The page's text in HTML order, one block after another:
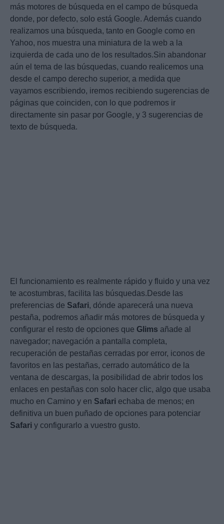
más motores de búsqueda en el campo de búsqueda
donde, por defecto, solo está Google. Además cuando
realizamos una búsqueda, tanto en Google como en
Yahoo, nos muestra una miniatura de la web a la
izquierda de cada uno de los resultados.Sin abandonar
aún el tema de las búsquedas, cuando realicemos una
desde el campo derecho superior, a medida que
vayamos escribiendo, iremos recibiendo sugerencias de
páginas que coinciden, con lo que podremos ir
directamente sin pasar por Google, y 3 sugerencias de
texto de búsqueda.
El funcionamiento es realmente rápido y fluido y una vez
te acostumbras, facilita las búsquedas.Desde las
preferencias de Safari, dónde aparecerá una nueva
pestaña, podremos añadir más motores de búsqueda y
configurar el resto de opciones que Glims añade al
navegador; navegación a pantalla completa,
recuperación de pestañas cerradas por error, iconos de
favoritos en las pestañas, cerrado automático de la
ventana de descargas, la posibilidad de abrir todos los
enlaces en pestañas con solo hacer clic, algo que usaba
mucho en Camino y en Safari echaba de menos; en
definitiva un buen puñado de opciones para potenciar
Safari y configurarlo a vuestro gusto.